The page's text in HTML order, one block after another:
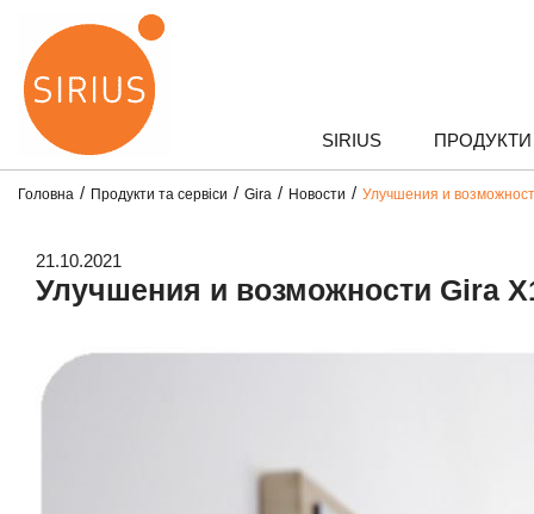
SIRIUS ПРОДУКТИ
Головна Продукти та сервіси Gira Новости Улучшения и
21.10.2021
Улучшения и возможности Gira